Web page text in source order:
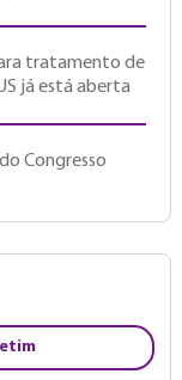
tratamento de
já está aberta
Congresso